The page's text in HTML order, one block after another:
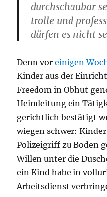
durchschaubar
trolle und
dürfen es nicht
Denn voreinigen
Kinder aus der
Freedom in Obhut
Heimleitung ein
gerichtlich bestätigt
wiegen schwer:
Polizeigriff zu Boden
Willen unter die
ein Kind habe in
Arbeitsdienst